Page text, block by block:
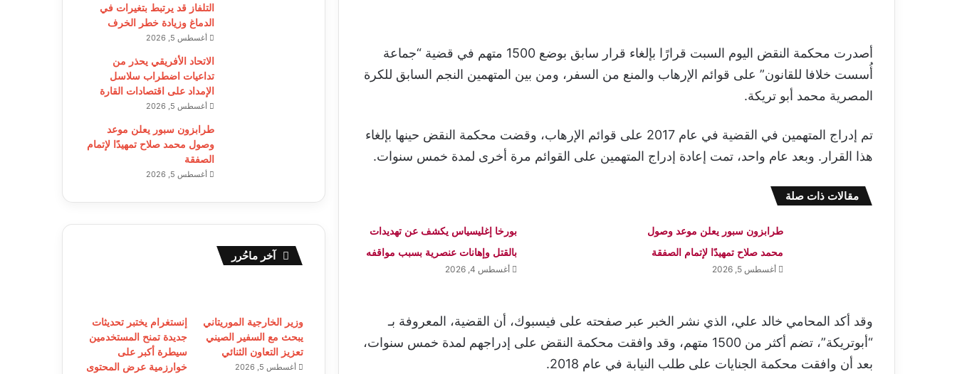
أصدرت محكمة النقض اليوم السبت قرارًا بإلغاء قرار سابق بوضع 1500 متهم في قضية “جماعة
أُسست خلافا للقانون” على قوائم الإرهاب والمنع من السفر، ومن بين المتهمين النجم السابق للكرة
المصرية محمد أبو تريكة.
تم إدراج المتهمين في القضية في عام 2017 على قوائم الإرهاب، وقضت محكمة النقض حينها بإلغاء
هذا القرار. وبعد عام واحد، تمت إعادة إدراج المتهمين على القوائم مرة أخرى لمدة خمس سنوات.
مقالات ذات صلة
طرابزون سبور يعلن موعد وصول
محمد صلاح تمهيدًا لإتمام الصفقة
أغسطس 5, 2026
بورخا إغليسياس يكشف عن تهديدات
بالقتل وإهانات عنصرية بسبب مواقفه
أغسطس 4, 2026
وقد أكد المحامي خالد علي، الذي نشر الخبر عبر صفحته على فيسبوك، أن القضية، المعروفة بـ
“أبوتريكة”، تضم أكثر من 1500 متهم، وقد وافقت محكمة النقض على إدراجهم لمدة خمس سنوات،
بعد أن وافقت محكمة الجنايات على طلب النيابة في عام 2018.
التلفاز قد يرتبط بتغيرات في
الدماغ وزيادة خطر الخرف
أغسطس 5, 2026
الاتحاد الأفريقي يحذر من
تداعيات اضطراب سلاسل
الإمداد على اقتصادات القارة
أغسطس 5, 2026
طرابزون سبور يعلن موعد
وصول محمد صلاح تمهيدًا لإتمام
الصفقة
أغسطس 5, 2026
آخر ماحُرر
وزير الخارجية الموريتاني
يبحث مع السفير الصيني
تعزيز التعاون الثنائي
أغسطس 5, 2026
إنستغرام يختبر تحديثات
جديدة تمنح المستخدمين
سيطرة أكبر على
خوارزمية عرض المحتوى